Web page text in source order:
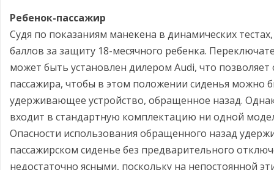
Ребенок-пассажир
Судя по показаниям манекена в динамических
баллов за защиту 18-месячного ребенка.
может быть установлен дилером Audi, что
пассажира, чтобы в этом положении сиденья можно
удерживающее устройство, обращенное назад.
входит в стандартную комплектацию ни одной
Опасности использования обращенного назад
пассажирском сиденье без предварительного
недостаточно ясными, поскольку на непостоянной